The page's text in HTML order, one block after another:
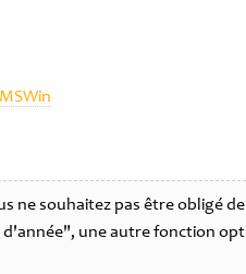
ne souhaitez pas être obligé
une autre fonction